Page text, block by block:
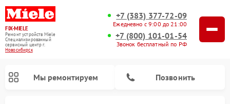
FIX-MIELE
Ремонт устройств Miele
Специализированный
cервисный центр г.
Новосибирск
+7 (383) 377-72-09
Ежедневно с 9:00 до 21:00
+7 (800) 101-01-54
Звонок бесплатный по РФ
Мы ремонтируем Позвонить